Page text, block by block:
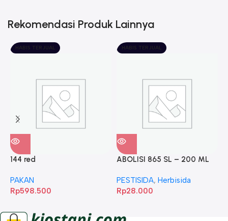
Rekomendasi Produk Lainnya
HABIS TERJUAL
144 red
PAKAN
Rp598.500
HABIS TERJUAL
ABOLISI 865 SL – 200 ML
PESTISIDA, Herbisida
Rp28.000